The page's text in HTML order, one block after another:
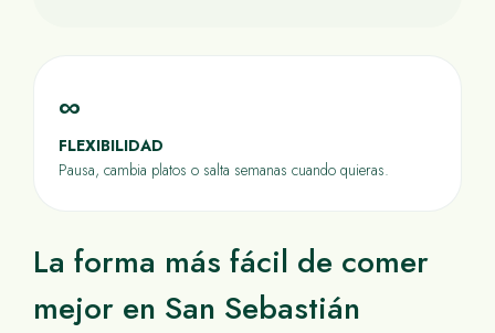
∞
FLEXIBILIDAD
Pausa, cambia platos o salta semanas cuando quieras.
La forma más fácil de comer
mejor en San Sebastián